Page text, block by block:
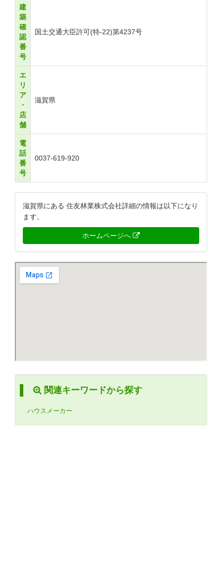
建
築
確
認
番
号
国土交通大臣許可(特-22)第4237号
エ
リ
ア
・
店
舗
滋賀県
電
話
番
号
0037-619-920
滋賀県にある 住友林業株式会社詳細の情報は以下になり
ます。
ホームページへ
関連キーワードから探す
ハウスメーカー